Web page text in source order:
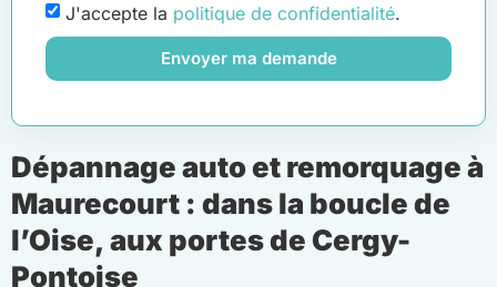
J'accepte la politique de confidentialité.
Envoyer ma demande
Dépannage auto et remorquage à
Maurecourt : dans la boucle de
l’Oise, aux portes de Cergy-
Pontoise